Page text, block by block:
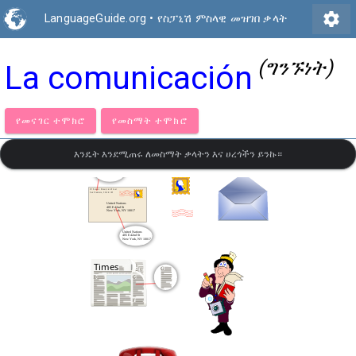
LanguageGuide.org • የስፓኒሽ ምስላዊ መዝገበ ቃላት settings
La comunicación (ግንኙነት)
የመናገር ተሞክሮ የመስማት ተሞክሮ
እንዴት እንደሚጠሩ ለመስማት ቃላትን እና ሀረጎችን ይንኩ።